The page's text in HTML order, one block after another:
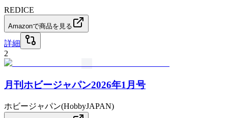
REDICE
Amazonで商品を見る
詳細
2
月刊ホビージャパン2026年1月号
ホビージャパン(HobbyJAPAN)